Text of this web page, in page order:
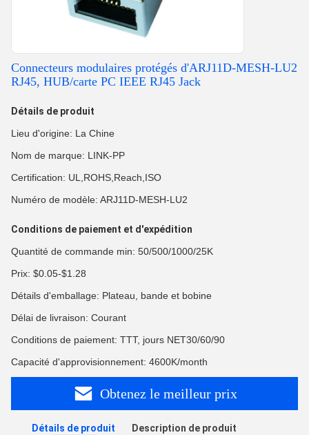
Connecteurs modulaires protégés d'ARJ11D-MESH-LU2
RJ45, HUB/carte PC IEEE RJ45 Jack
Détails de produit
Lieu d'origine: La Chine
Nom de marque: LINK-PP
Certification: UL,ROHS,Reach,ISO
Numéro de modèle: ARJ11D-MESH-LU2
Conditions de paiement et d'expédition
Quantité de commande min: 50/500/1000/25K
Prix: $0.05-$1.28
Détails d'emballage: Plateau, bande et bobine
Délai de livraison: Courant
Conditions de paiement: TTT, jours NET30/60/90
Capacité d'approvisionnement: 4600K/month
Obtenez le meilleur prix
Détails de produit Description de produit